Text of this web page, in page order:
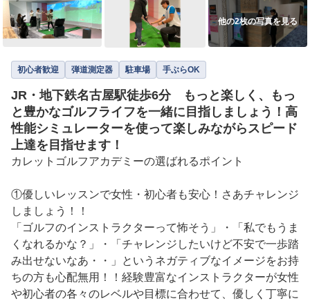
他の2枚の写真を見る
初心者歓迎 弾道測定器 駐車場 手ぶらOK
JR・地下鉄名古屋駅徒歩6分 もっと楽しく、もっ
と豊かなゴルフライフを一緒に目指しましょう！高
性能シミュレーターを使って楽しみながらスピード
上達を目指せます！
カレットゴルフアカデミーの選ばれるポイント
①優しいレッスンで女性・初心者も安心！さあチャレンジ
しましょう！！
「ゴルフのインストラクターって怖そう」・「私でもうま
くなれるかな？」・「チャレンジしたいけど不安で一歩踏
み出せないなあ・・」というネガティブなイメージをお持
ちの方も心配無用！！経験豊富なインストラクターが女性
や初心者の各々のレベルや目標に合わせて、優しく丁寧に